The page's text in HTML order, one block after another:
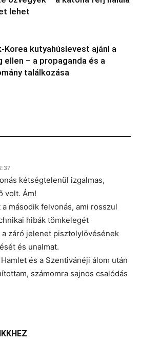
lehet
kutyahúslevest ajánl a
ellen – a propaganda és a
találkozása
kétségtelenül izgalmas,
volt. Ám!
második felvonás, ami rosszul
hibák tömkelegét
a záró jelenet pisztolylövésének
és unalmat.
és a Szentivánéji álom után
számomra sajnos csalódás